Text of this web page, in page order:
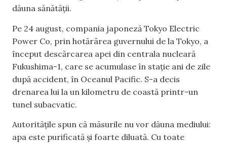
dăuna sănătății.
Pe 24 august, compania japoneză Tokyo Electric
Power Co, prin hotărârea guvernului de la Tokyo, a
început descărcarea apei din centrala nucleară
Fukushima-1, care se acumulase în stație ani de zile
după accident, în Oceanul Pacific. S-a decis
drenarea lui la un kilometru de coastă printr-un
tunel subacvatic.
Autoritățile spun că măsurile nu vor dăuna mediului:
apa este purificată și foarte diluată. Cu toate